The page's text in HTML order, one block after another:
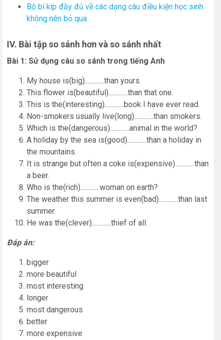
Bộ bí kíp đầy đủ về các dạng câu điều kiện học sinh
không nên bỏ qua
IV. Bài tập so sánh hơn và so sánh nhất
Bài 1: Sử dụng câu so sánh trong tiếng Anh
My house is(big).............than yours.
This flower is(beautiful).............than that one.
This is the(interesting).............book I have ever read.
Non-smokers usually live(long).............than smokers.
Which is the(dangerous).............animal in the world?
A holiday by the sea is(good).............than a holiday in
the mountains.
It is strange but often a coke is(expensive).............than
a beer.
Who is the(rich).............woman on earth?
The weather this summer is even(bad).............than last
summer.
He was the(clever).............thief of all.
Đáp án:
bigger
more beautiful
most interesting
longer
most dangerous
better
more expensive